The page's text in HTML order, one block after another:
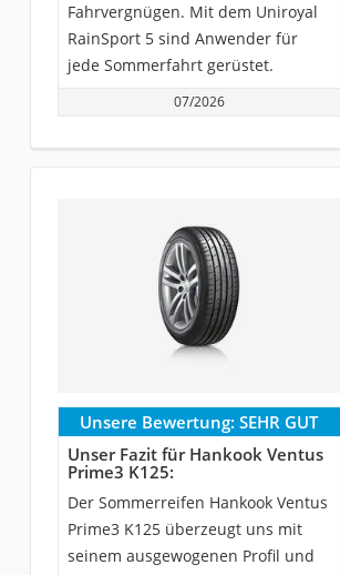
Fahrvergnügen. Mit dem Uniroyal
RainSport 5 sind Anwender für
jede Sommerfahrt gerüstet.
07/2026
Unsere Bewertung: SEHR GUT
Unser Fazit für Hankook Ventus
Prime3 K125:
Der Sommerreifen Hankook Ventus
Prime3 K125 überzeugt uns mit
seinem ausgewogenen Profil und